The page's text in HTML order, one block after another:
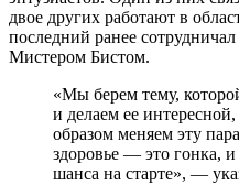
двое других работают в
последний ранее
Мистером Бистом.
«Мы берем тему,
и делаем ее
образом меняем эту
здоровье — это гонка,
шанса на старте», —